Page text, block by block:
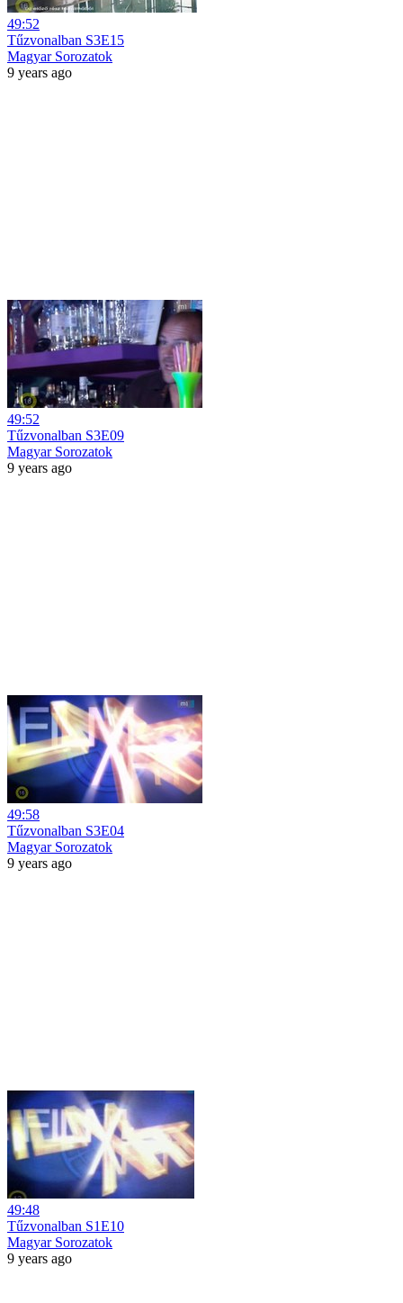
49:52
Tűzvonalban S3E15
Magyar Sorozatok
9 years ago
49:52
Tűzvonalban S3E09
Magyar Sorozatok
9 years ago
49:58
Tűzvonalban S3E04
Magyar Sorozatok
9 years ago
49:48
Tűzvonalban S1E10
Magyar Sorozatok
9 years ago